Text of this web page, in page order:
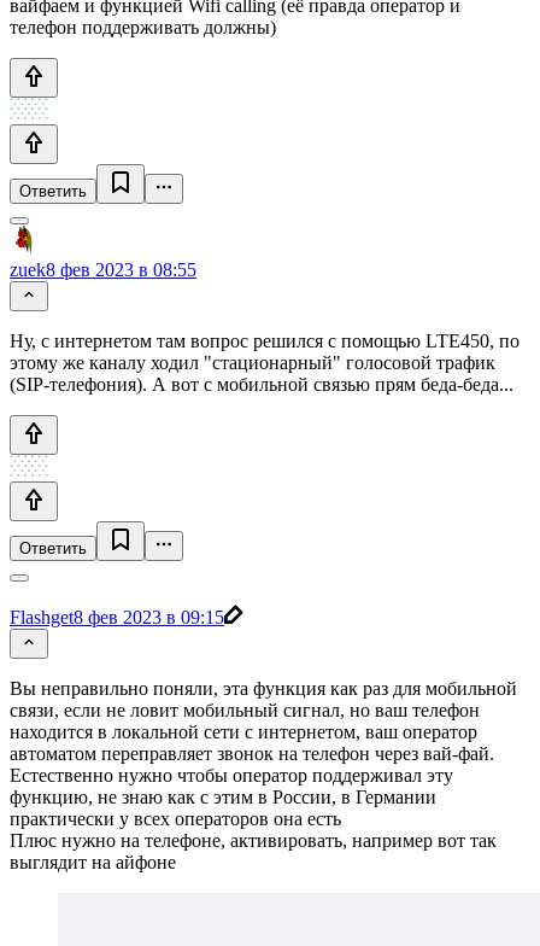
вайфаем и функцией Wifi calling (её правда оператор и
телефон поддерживать должны)
Ответить
zuek8 фев 2023 в 08:55
Ну, с интернетом там вопрос решился с помощью LTE450, по
этому же каналу ходил "стационарный" голосовой трафик
(SIP-телефония). А вот с мобильной связью прям беда-беда...
Ответить
Flashget8 фев 2023 в 09:15
Вы неправильно поняли, эта функция как раз для мобильной
связи, если не ловит мобильный сигнал, но ваш телефон
находится в локальной сети с интернетом, ваш оператор
автоматом переправляет звонок на телефон через вай-фай.
Естественно нужно чтобы оператор поддерживал эту
функцию, не знаю как с этим в России, в Германии
практически у всех операторов она есть
Плюс нужно на телефоне, активировать, например вот так
выглядит на айфоне